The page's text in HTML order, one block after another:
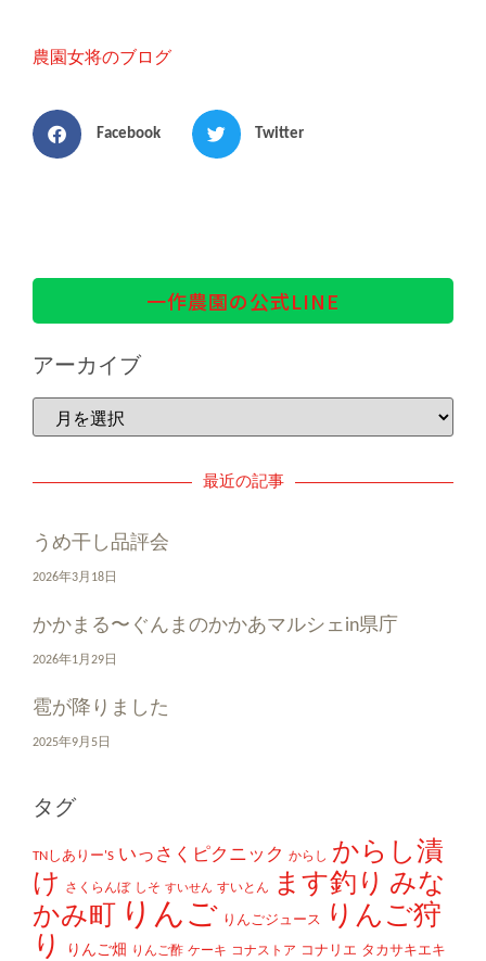
農園女将のブログ
Facebook Twitter
一作農園の公式LINE
アーカイブ
最近の記事
うめ干し品評会
2026年3月18日
かかまる〜ぐんまのかかあマルシェin県庁
2026年1月29日
雹が降りました
2025年9月5日
タグ
TNしありー'S いっさくピクニック からし からし漬
け
さくらんぼ しそ すいせん すいとん ます釣り みな
かみ町
りんご りんごジュース
りんご狩
り
りんご畑 りんご酢 ケーキ コナストア コナリエ タカサキエキ